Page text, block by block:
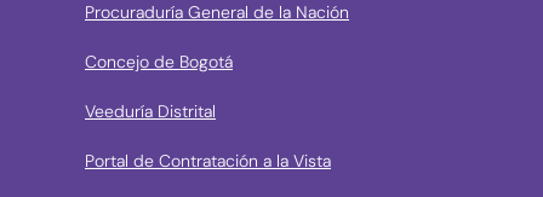
Procuraduría General de la Nación
Concejo de Bogotá
Veeduría Distrital
Portal de Contratación a la Vista